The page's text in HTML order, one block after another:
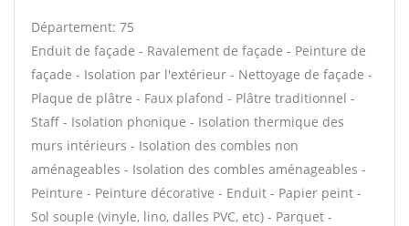
Département: 75
Enduit de façade - Ravalement de façade - Peinture de
façade - Isolation par l'extérieur - Nettoyage de façade -
Plaque de plâtre - Faux plafond - Plâtre traditionnel -
Staff - Isolation phonique - Isolation thermique des
murs intérieurs - Isolation des combles non
aménageables - Isolation des combles aménageables -
Peinture - Peinture décorative - Enduit - Papier peint -
Sol souple (vinyle, lino, dalles PVC, etc) - Parquet -